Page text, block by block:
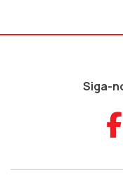
Siga-